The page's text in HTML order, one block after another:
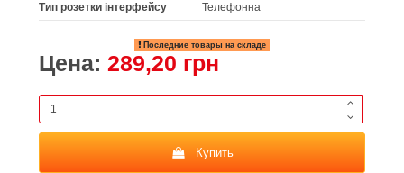
Тип розетки інтерфейсу Телефонна
Последние товары на складе
Цена: 289,20 грн
Купить